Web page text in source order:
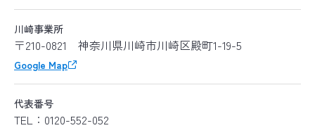
川崎事業所
〒210-0821 神奈川県川崎市川崎区殿町1-19-5
Google Map
代表番号
TEL：0120-552-052